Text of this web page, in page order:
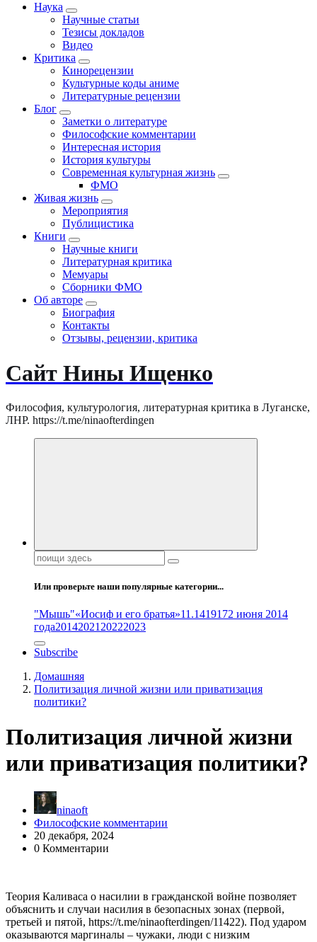
Наука
Научные статьи
Тезисы докладов
Видео
Критика
Кинорецензии
Культурные коды аниме
Литературные рецензии
Блог
Заметки о литературе
Философские комментарии
Интересная история
История культуры
Современная культурная жизнь
ФМО
Живая жизнь
Мероприятия
Публицистика
Книги
Научные книги
Литературная критика
Мемуары
Сборники ФМО
Об авторе
Биография
Контакты
Отзывы, рецензии, критика
Сайт Нины Ищенко
Философия, культурология, литературная критика в Луганске,
ЛНР. https://t.me/ninaofterdingen
Поиск:
Или проверьте наши популярные категории...
"Мышь"«Иосиф и его братья»11.1419172 июня 2014
года2014202120222023
Subscribe
Домашняя
Политизация личной жизни или приватизация
политики?
Политизация личной жизни
или приватизация политики?
ninaoft
Философские комментарии
20 декабря, 2024
0 Комментарии
Теория Каливаса о насилии в гражданской войне позволяет
объяснить и случаи насилия в безопасных зонах (первой,
третьей и пятой, https://t.me/ninaofterdingen/11422). Под ударом
оказываются маргиналы – чужаки, люди с низким